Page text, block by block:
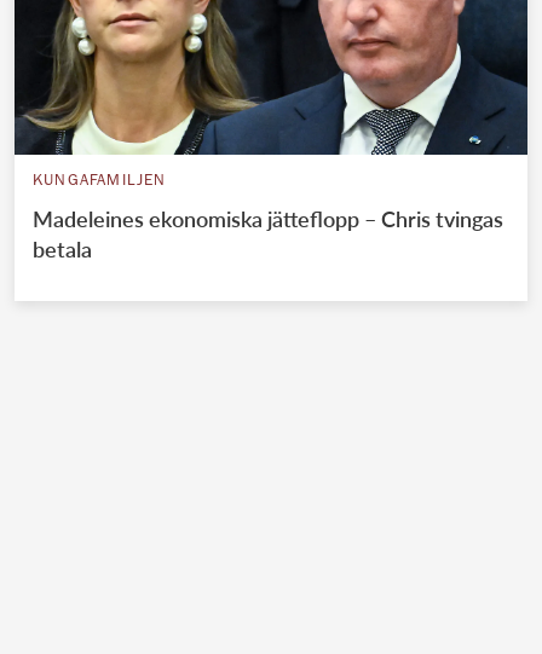
KUNGAFAMILJEN
Madeleines ekonomiska jätteflopp – Chris tvingas
betala